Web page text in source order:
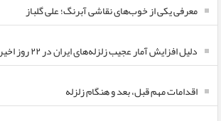
معرفی یکی از خوب‌های نقاشی آبرنگ؛ علی گلباز
دلیل افزایش آمار عجیب زلزله‌های ایران در ۲۲ روز اخیر
اقدامات مهم قبل، بعد و هنگام زلزله